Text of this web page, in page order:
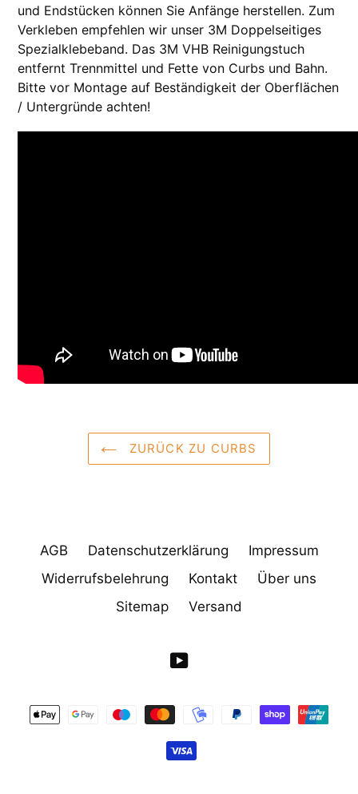
und Endstücken können Sie Anfänge herstellen. Zum
Verkleben empfehlen wir unser 3M Doppelseitiges
Spezialklebeband. Das 3M VHB Reinigungstuch
entfernt Trennmittel und Fette von Curbs und Bahn.
Bitte vor Montage auf Beständigkeit der Oberflächen
/ Untergründe achten!
ZURÜCK ZU CURBS
AGB Datenschutzerklärung
Impressum
Widerrufsbelehrung
Kontakt
Über uns
Sitemap
Versand
YouTube